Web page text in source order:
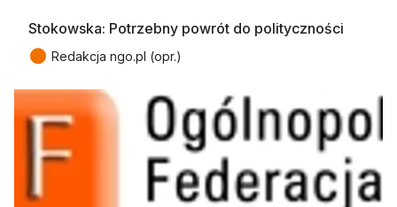
Stokowska: Potrzebny powrót do polityczności
● Redakcja ngo.pl (opr.)